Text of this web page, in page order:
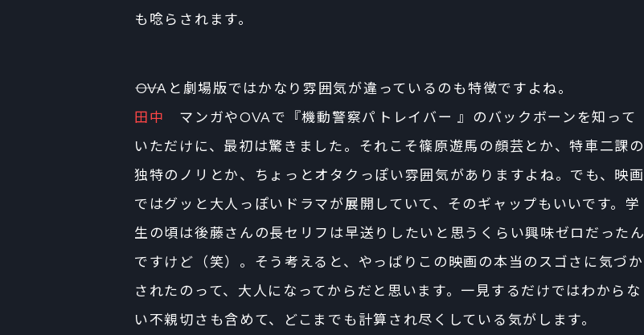
も唸らされます。
――OVAと劇場版ではかなり雰囲気が違っているのも特徴ですよね。
田中
マンガやOVAで『機動警察パトレイバー 』のバックボーンを知って
いただけに、最初は驚きました。それこそ篠原遊馬の顔芸とか、特車二課の
独特のノリとか、ちょっとオタクっぽい雰囲気がありますよね。でも、映画
ではグッと大人っぽいドラマが展開していて、そのギャップもいいです。学
生の頃は後藤さんの長セリフは早送りしたいと思うくらい興味ゼロだったん
ですけど（笑）。そう考えると、やっぱりこの映画の本当のスゴさに気づか
されたのって、大人になってからだと思います。一見するだけではわからな
い不親切さも含めて、どこまでも計算され尽くしている気がします。